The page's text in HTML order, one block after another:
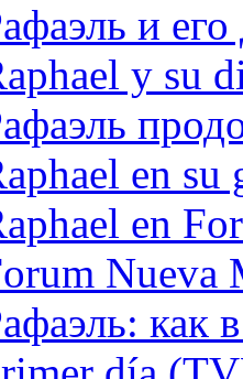
и
y su
en
en
Nueva
как